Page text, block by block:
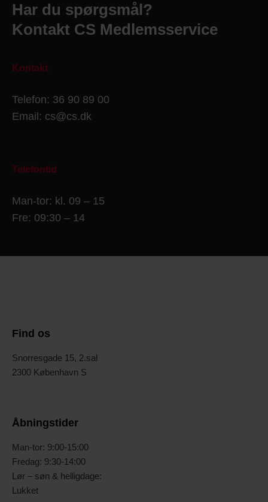
Har du spørgsmål?
Kontakt CS Medlemsservice
Kontakt
Telefon: 36 90 89 00
Email: cs@cs.dk
Telefontid
Man-tor: kl. 09 – 15
Fre: 09:30 – 14
Find os
Snorresgade 15, 2.sal
2300 København S
Åbningstider
Man-tor: 9:00-15:00
Fredag: 9:30-14:00
Lør – søn & helligdage:
Lukket